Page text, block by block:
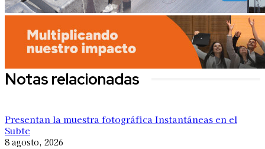
Notas relacionadas
Presentan la muestra fotográfica Instantáneas en el
Subte
8 agosto, 2026